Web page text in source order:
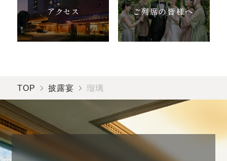
アクセス ご列席の皆様へ
TOP 披露宴 瑠璃